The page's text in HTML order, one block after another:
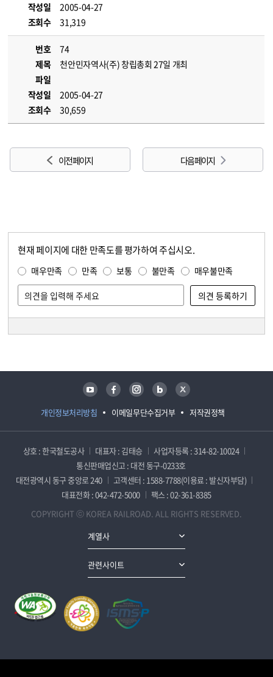
작성일
2005-04-27
조회수
31,319
번호
74
제목
천안민자역사(주) 창립총회 27일 개최
파일
작성일
2005-04-27
조회수
30,659
이전 페이지 다음 페이지
현재 페이지에 대한 만족도를 평가하여 주십시오.
매우만족 만족 보통 불만족 매우불만족
개인정보처리방침 이메일무단수집거부 저작권정책
유튜브 페이스북 인스타그램 블로그 트위터
상호 : 한국철도공사 대표자 : 김태승
사업자등록 : 314-82-10024
통신판매업신고 : 대전 동구-0233호
대전광역시 동구 중앙로 240
고객센터 : 1588-7788(이용료 : 발신자부담)
대표전화 : 042-472-5000
팩스 : 02-361-8385
COPYRIGHT ⓒ KOREA RAILROAD. ALL RIGHTS RESERVED.
계열사
관련사이트